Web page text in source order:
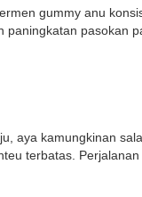
gummy anu
pasokan
aya kamungkinan
terbatas.